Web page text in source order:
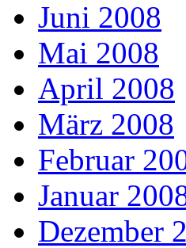
Juni 2008
Mai 2008
April 2008
März 2008
Februar
Januar
Dezember